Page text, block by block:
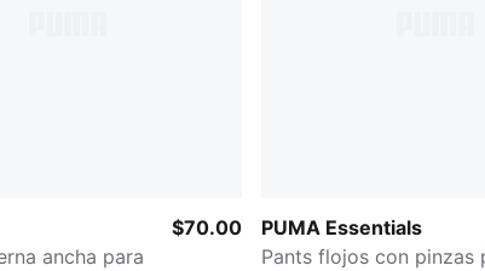
ancha para
$70.00
PUMA Essentials
Pants flojos con pinzas